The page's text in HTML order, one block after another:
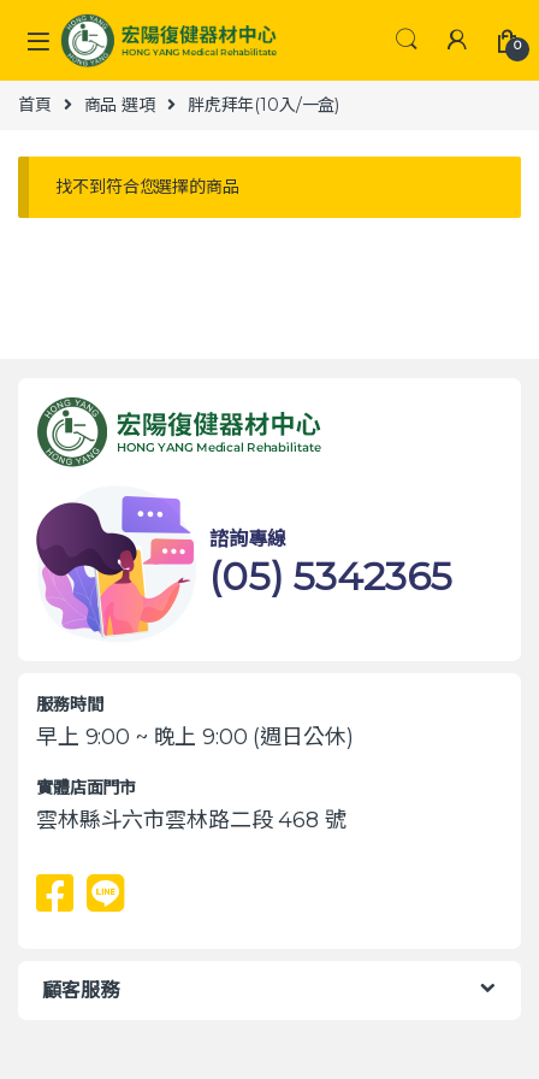
Skip to navigation
Skip to content
0
首頁 商品 選項 胖虎拜年(10入/一盒)
找不到符合您選擇的商品
諮詢專線
(05) 5342365
服務時間
早上 9:00 ~ 晚上 9:00 (週日公休)
實體店面門市
雲林縣斗六市雲林路二段 468 號
顧客服務